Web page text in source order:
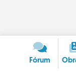
Fórum